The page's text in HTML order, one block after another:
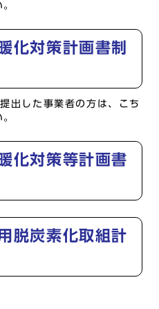
化対策計画書制
出した事業者の方は、こち
化対策等計画書
脱炭素化取組計